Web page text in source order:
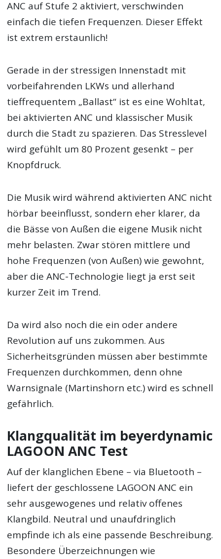
ANC auf Stufe 2 aktiviert, verschwinden
einfach die tiefen Frequenzen. Dieser Effekt
ist extrem erstaunlich!
Gerade in der stressigen Innenstadt mit
vorbeifahrenden LKWs und allerhand
tieffrequentem „Ballast“ ist es eine Wohltat,
bei aktivierten ANC und klassischer Musik
durch die Stadt zu spazieren. Das Stresslevel
wird gefühlt um 80 Prozent gesenkt – per
Knopfdruck.
Die Musik wird während aktivierten ANC nicht
hörbar beeinflusst, sondern eher klarer, da
die Bässe von Außen die eigene Musik nicht
mehr belasten. Zwar stören mittlere und
hohe Frequenzen (von Außen) wie gewohnt,
aber die ANC-Technologie liegt ja erst seit
kurzer Zeit im Trend.
Da wird also noch die ein oder andere
Revolution auf uns zukommen. Aus
Sicherheitsgründen müssen aber bestimmte
Frequenzen durchkommen, denn ohne
Warnsignale (Martinshorn etc.) wird es schnell
gefährlich.
Klangqualität im beyerdynamic
LAGOON ANC Test
Auf der klanglichen Ebene – via Bluetooth –
liefert der geschlossene LAGOON ANC ein
sehr ausgewogenes und relativ offenes
Klangbild. Neutral und unaufdringlich
empfinde ich als eine passende Beschreibung.
Besondere Überzeichnungen wie